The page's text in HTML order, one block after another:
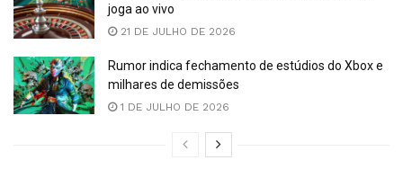
joga ao vivo
21 DE JULHO DE 2026
Rumor indica fechamento de estúdios do Xbox e
milhares de demissões
1 DE JULHO DE 2026